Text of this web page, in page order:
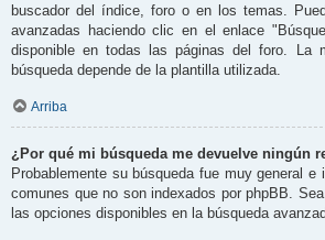
buscador del índice, foro o en los temas.
avanzadas haciendo clic en el enlace
disponible en todas las páginas del foro. La
búsqueda depende de la plantilla utilizada.
Arriba
¿Por qué mi búsqueda me devuelve ningún
Probablemente su búsqueda fue muy general e
comunes que no son indexados por phpBB.
las opciones disponibles en la búsqueda